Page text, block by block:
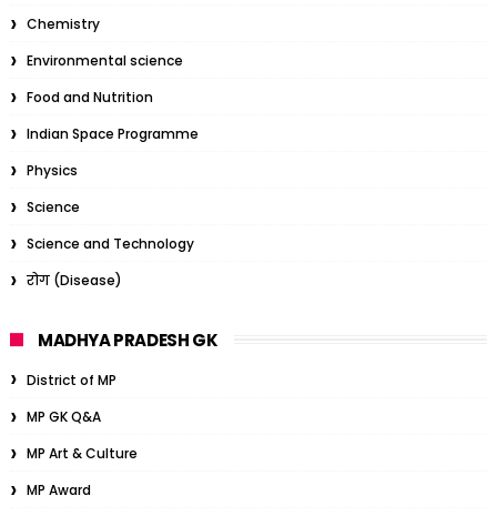
Chemistry
Environmental science
Food and Nutrition
Indian Space Programme
Physics
Science
Science and Technology
रोग (Disease)
MADHYA PRADESH GK
District of MP
MP GK Q&A
MP Art & Culture
MP Award